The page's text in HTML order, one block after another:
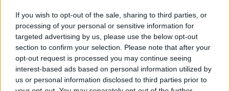
If you wish to opt-out of the sale, sharing to third parties, or
processing of your personal or sensitive information for
targeted advertising by us, please use the below opt-out
section to confirm your selection. Please note that after your
opt-out request is processed you may continue seeing
interest-based ads based on personal information utilized by
us or personal information disclosed to third parties prior to
θα αναρτώνται στις ιστοσελίδες
των φορέων
07/08/26|13:52
Ξεκινούν τα δοκιμαστικά
δρομολόγια της επέκτασης του
Μετρό Θεσσαλονίκης προς την